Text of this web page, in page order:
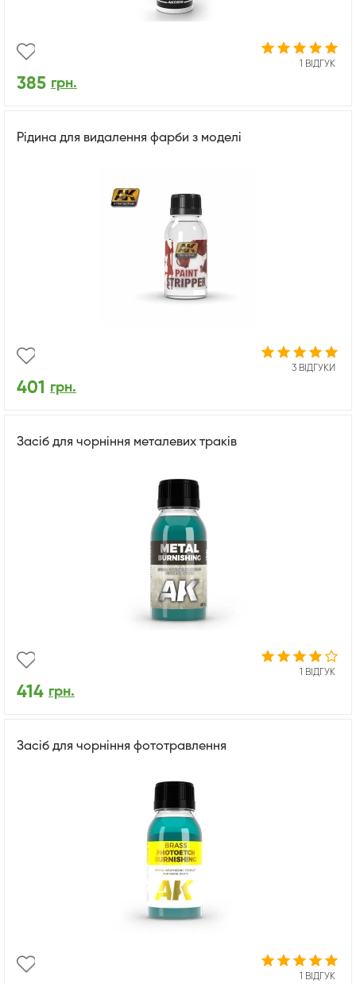
1 ВІДГУК
385 грн.
Рідина для видалення фарби з моделі
3 ВІДГУКИ
401 грн.
Засіб для чорніння металевих траків
1 ВІДГУК
414 грн.
Засіб для чорніння фототравлення
1 ВІДГУК